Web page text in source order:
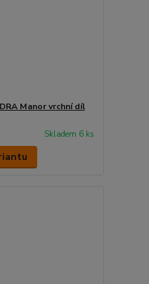
Manor vrchní díl
Skladem 6 ks